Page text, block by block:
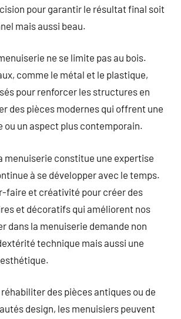
pour garantir le résultat final soit
mais aussi beau.
ne se limite pas au bois.
comme le métal et le plastique,
pour renforcer les structures en
des pièces modernes qui offrent une
ou un aspect plus contemporain.
menuiserie constitue une expertise
à se développer avec le temps.
faire et créativité pour créer des
et décoratifs qui améliorent nos
dans la menuiserie demande non
technique mais aussi une
réhabiliter des pièces antiques ou de
design, les menuisiers peuvent